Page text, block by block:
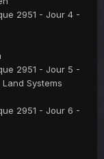
2951 - Jour 4 -
2951 - Jour 5 -
Land Systems
2951 - Jour 6 -